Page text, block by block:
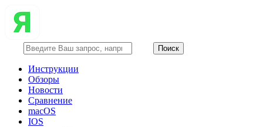
Инструкции
Обзоры
Новости
Сравнение
macOS
IOS